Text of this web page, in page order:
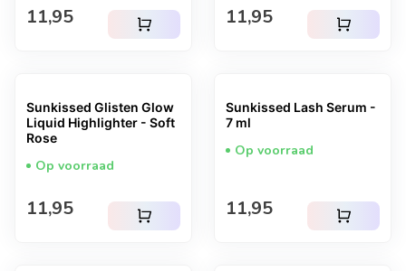
Normale prijs
11,95 shopping_cart Normale prijs
11,95 shopping_cart
Sunkissed Glisten Glow
Liquid Highlighter - Soft
Rose
Op voorraad
Normale prijs
11,95 shopping_cart
Sunkissed Lash Serum -
7 ml
Op voorraad
Normale prijs
11,95 shopping_cart